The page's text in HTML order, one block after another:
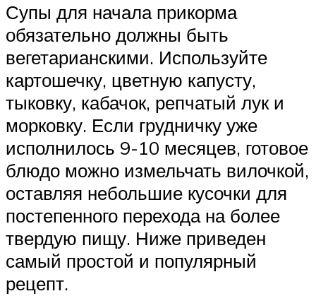
Супы для начала прикорма
обязательно должны быть
вегетарианскими. Используйте
картошечку, цветную капусту,
тыковку, кабачок, репчатый лук и
морковку. Если грудничку уже
исполнилось 9-10 месяцев, готовое
блюдо можно измельчать вилочкой,
оставляя небольшие кусочки для
постепенного перехода на более
твердую пищу. Ниже приведен
самый простой и популярный
рецепт.